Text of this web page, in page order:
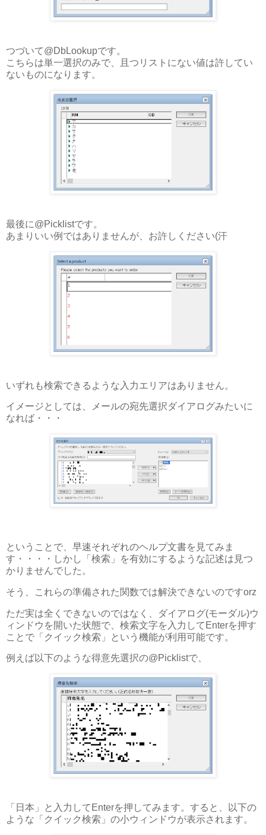
つづいて@DbLookupです。
こちらは単一選択のみで、且つリストにない値は許してい
ないものになります。
最後に@Picklistです。
あまりいい例ではありませんが、お許しください(汗
いずれも検索できるような入力エリアはありません。
イメージとしては、メールの宛先選択ダイアログみたいに
なれば・・・
ということで、早速それぞれのヘルプ文書を見てみま
す・・・・しかし「検索」を有効にするような記述は見つ
かりませんでした。
そう、これらの準備された関数では解決できないのですorz
ただ実は全くできないのではなく、ダイアログ(モーダル)ウ
ィンドウを開いた状態で、検索文字を入力してEnterを押す
ことで「クイック検索」という機能が利用可能です。
例えば以下のような得意先選択の@Picklistで、
「日本」と入力してEnterを押してみます。すると、以下の
ような「クイック検索」の小ウィンドウが表示されます。